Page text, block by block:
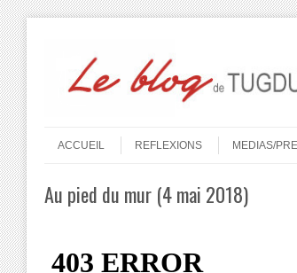
Menu
ACCUEIL
REFLEXIONS MEDIAS/
Au pied du mur (4 mai 2018)